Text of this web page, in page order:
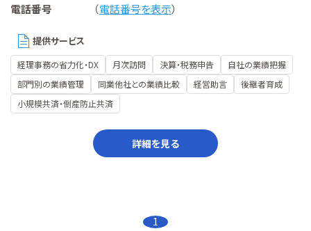
電話番号
（電話番号を表示）
提供サービス
経理事務の省力化・DX 月次訪問 決算・税務申告
自社の業績把握
部門別の業績管理
同業他社との業績比較 経営助言
後継者育成
小規模共済・倒産防止共済
詳細を見る
1